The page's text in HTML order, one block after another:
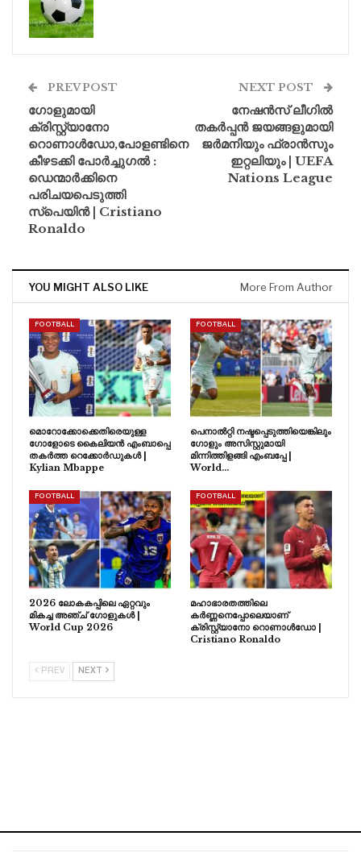
PREV POST
ഗോളുമായി
ക്രിസ്റ്റ്യാനോ
റൊണാൾഡോ,പോളണ്ടിനെ
കീഴടക്കി പോർച്ചുഗൽ :
ഡെന്മാർക്കിനെ
പരിചയപെടുത്തി
സ്പെയിൻ | Cristiano
Ronaldo
NEXT POST
നേഷൻസ് ലീഗിൽ
തകർപ്പൻ ജയങ്ങളുമായി
ജർമനിയും ഫ്രാൻസും
ഇറ്റലിയും | UEFA
Nations League
YOU MIGHT ALSO LIKE More From Author
FOOTBALL
മൊറോക്കോക്കെതിരെയുള്ള
ഗോളോടെ കൈലിയൻ എംബാപ്പെ
തകർത്ത റെക്കോർഡുകൾ |
Kylian Mbappe
FOOTBALL
പെനാൽറ്റി നഷ്ടപ്പെടുത്തിയെങ്കിലും
ഗോളും അസിസ്റ്റുമായി
മിന്നിത്തിളങ്ങി എംബപ്പേ |
World…
FOOTBALL
2026 ലോകകപ്പിലെ ഏറ്റവും
മികച്ച അഞ്ച് ഗോളുകൾ |
World Cup 2026
FOOTBALL
മഹാഭാരതത്തിലെ
കർണ്ണനെപ്പോലെയാണ്
ക്രിസ്റ്റ്യാനോ റൊണാൾഡോ |
Cristiano Ronaldo
PREV NEXT